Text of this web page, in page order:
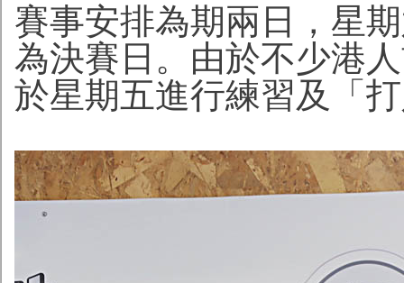
賽事安排為期兩日，星
為決賽日。由於不少港
於星期五進行練習及「